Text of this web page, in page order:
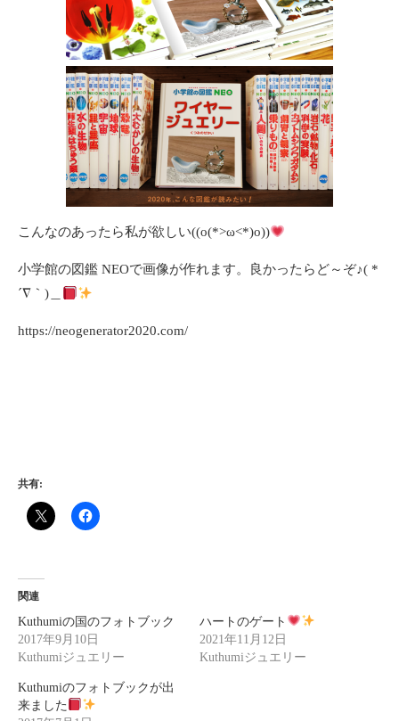
こんなのあったら私が欲しい((o(*>ω<*)o))
小学館の図鑑 NEOで画像が作れます。良かったらど～ぞ♪( *
´∇｀)＿
https://neogenerator2020.com/
共有:
関連
Kuthumiの国のフォトブック
2017年9月10日
Kuthumiジュエリー
ハートのゲート
2021年11月12日
Kuthumiジュエリー
Kuthumiのフォトブックが出
来ました